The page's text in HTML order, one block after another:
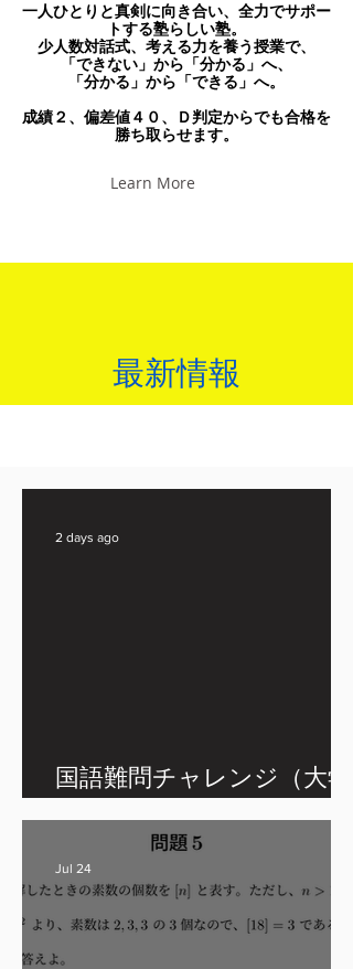
一人ひとりと真剣に向き合い、 全力でサポー
トする塾らしい塾。
少人数対話式、考える力を養う授業で、
「できない」から「分かる」へ、
「分かる」から「できる」へ。
成績２、偏差値４０、Ｄ判定からでも合格を
勝ち取らせます。
Learn More
最新情報
国語難問チャレンジ（大学
2 days ago
Jul 24